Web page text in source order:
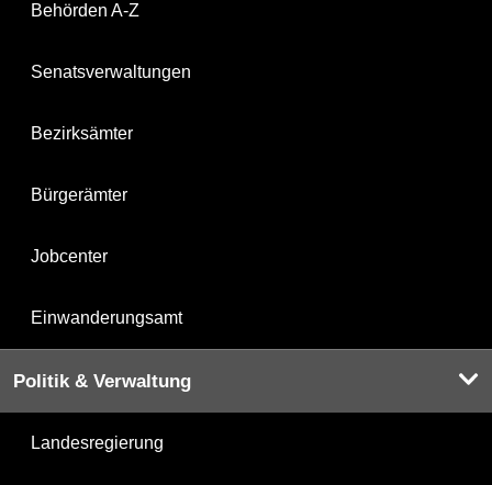
Behörden A-Z
Senatsverwaltungen
Bezirksämter
Bürgerämter
Jobcenter
Einwanderungsamt
Politik & Verwaltung
Landesregierung